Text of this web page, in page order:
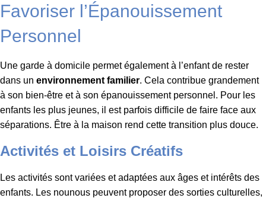
Favoriser l’Épanouissement
Personnel
Une garde à domicile permet également à l’enfant de rester
dans un environnement familier. Cela contribue grandement
à son bien-être et à son épanouissement personnel. Pour les
enfants les plus jeunes, il est parfois difficile de faire face aux
séparations. Être à la maison rend cette transition plus douce.
Activités et Loisirs Créatifs
Les activités sont variées et adaptées aux âges et intérêts des
enfants. Les nounous peuvent proposer des sorties culturelles,